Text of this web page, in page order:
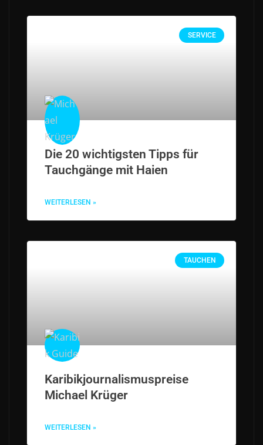
SERVICE
Die 20 wichtigsten Tipps für
Tauchgänge mit Haien
WEITERLESEN »
TAUCHEN
Karibikjournalismuspreise
Michael Krüger
WEITERLESEN »